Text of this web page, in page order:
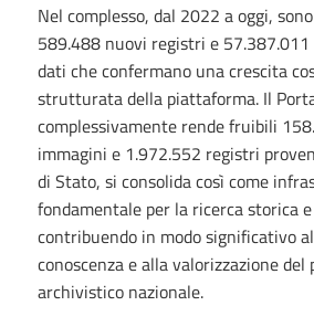
Nel complesso, dal 2022 a oggi,
589.488 nuovi registri e
dati che confermano una crescita
strutturata della piattaforma. Il
complessivamente rende fruibili
immagini e 1.972.552 registri
di Stato, si consolida così come
fondamentale per la ricerca storica
contribuendo in modo significativo
conoscenza e alla valorizzazione
archivistico nazionale.